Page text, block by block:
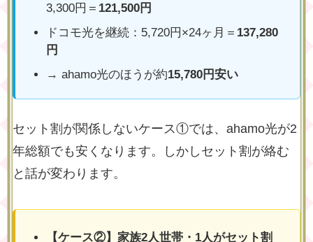
3,300円＝ 121,500円
ドコモ光を継続：5,720円×24ヶ月＝ 137,280
円
→ ahamo光のほうが約15,780円安い
セット割が関係しないケース①では、ahamo光が2
年総額でも安くなります。しかしセット割が絡む
と話が変わります。
【ケース②】家族2人世帯・1人がセット割